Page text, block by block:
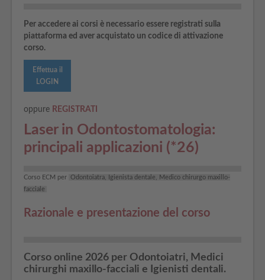
Per accedere ai corsi è necessario essere registrati sulla
piattaforma ed aver acquistato un codice di attivazione
corso.
Effettua il
LOGIN
oppure REGISTRATI
Laser in Odontostomatologia:
principali applicazioni (*26)
Corso ECM per
Odontoiatra, Igienista dentale, Medico chirurgo maxillo-
facciale
Razionale e presentazione del corso
Corso online 2026 per Odontoiatri, Medici
chirurghi maxillo-facciali e Igienisti dentali.